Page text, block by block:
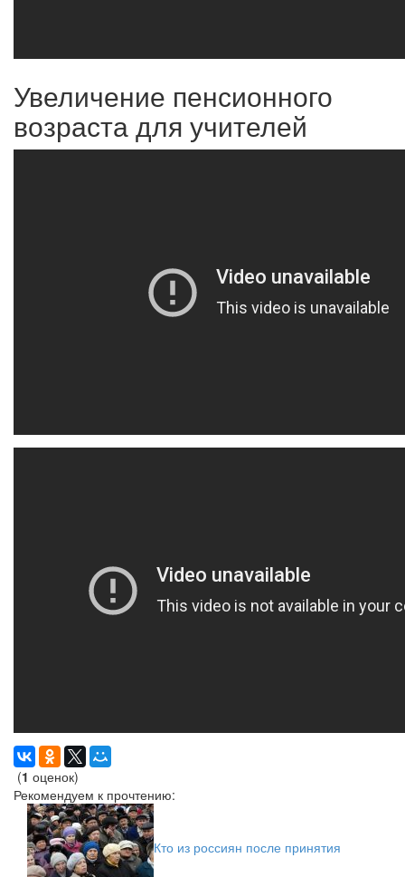
Увеличение пенсионного
возраста для учителей
(1 оценок)
Рекомендуем к прочтению:
Кто из россиян после принятия